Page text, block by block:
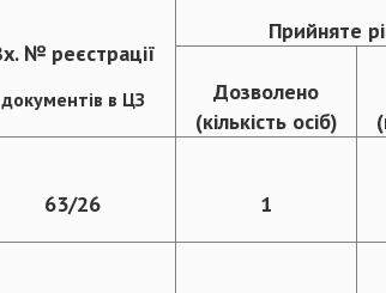
№ реєстрації
документів в ЦЗ
Прийняте
Дозволено
(кількість осіб)
63/26 1